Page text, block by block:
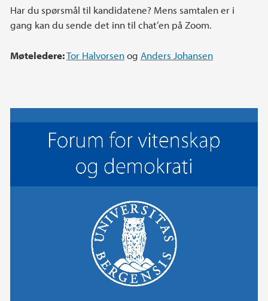
Har du spørsmål til kandidatene? Mens samtalen er i
gang kan du sende det inn til chat’en på Zoom.
Møteledere:Tor Halvorsenog Anders Johansen